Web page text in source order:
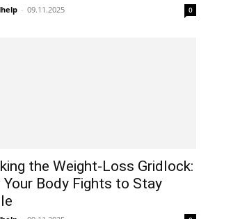
- 09.11.2025 0
the Weight-Loss Gridlock:
Your Body Fights to Stay